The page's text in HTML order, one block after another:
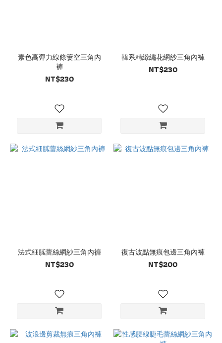
素色高彈力線條簍空三角內
褲
NT$230
韓系精緻繡花網紗三角內褲
NT$230
法式細膩蕾絲網紗三角內褲
NT$230
復古波點無痕包邊三角內褲
NT$200